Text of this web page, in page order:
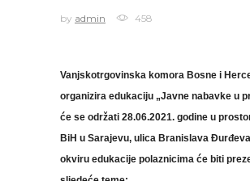
by admin 458
Vanjskotrgovinska komora Bosne i
organizira edukaciju „Javne nabavke u
će se održati 28.06.2021. godine u
BiH u Sarajevu, ulica Branislava
okviru edukacije polaznicima će biti